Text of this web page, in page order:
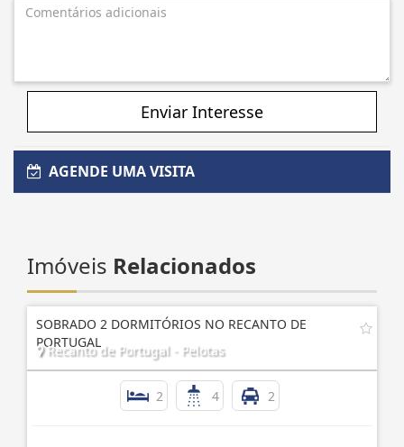
Enviar Interesse
AGENDE UMA VISITA
Imóveis Relacionados
SOBRADO 2 DORMITÓRIOS NO RECANTO DE
PORTUGAL
Recanto de Portugal - Pelotas
2 4 2